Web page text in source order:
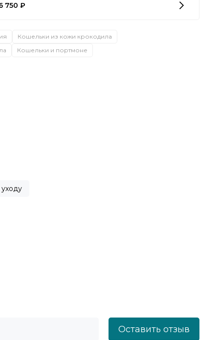
750 ₽
Кошельки из кожи крокодила
Кошельки и портмоне
Оставить отзыв